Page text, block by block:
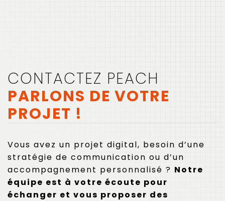
CONTACTEZ PEACH
PARLONS DE VOTRE
PROJET !
Vous avez un projet digital, besoin d’une
stratégie de communication ou d’un
accompagnement personnalisé ? Notre
équipe est à votre écoute pour
échanger et vous proposer des